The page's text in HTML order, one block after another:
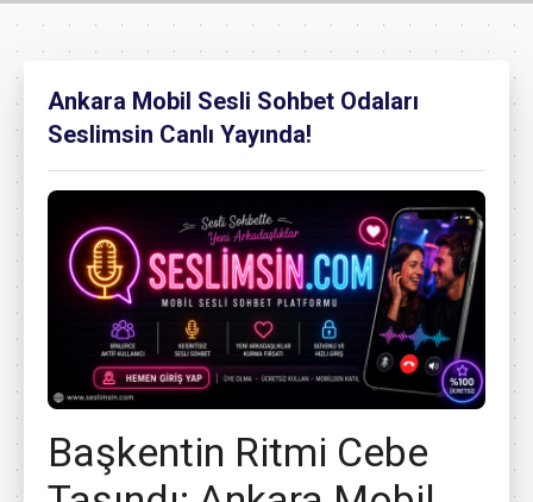
Ankara Mobil Sesli Sohbet Odaları
Seslimsin Canlı Yayında!
Başkentin Ritmi Cebe